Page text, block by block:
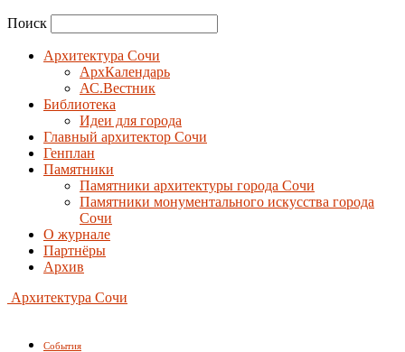
Поиск
Архитектура Сочи
АрхКалендарь
АС.Вестник
Библиотека
Идеи для города
Главный архитектор Сочи
Генплан
Памятники
Памятники архитектуры города Сочи
Памятники монументального искусства города
Сочи
О журнале
Партнёры
Архив
Архитектура Сочи
События